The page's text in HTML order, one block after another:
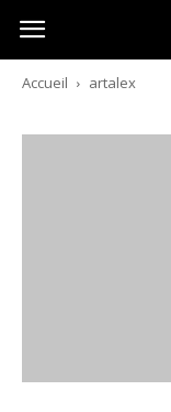
Australia-
australie.com
Accueil artalex